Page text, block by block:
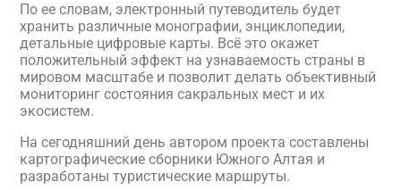
По ее словам, электронный путеводитель будет
хранить различные монографии, энциклопедии,
детальные цифровые карты. Всё это окажет
положительный эффект на узнаваемость страны в
мировом масштабе и позволит делать объективный
мониторинг состояния сакральных мест и их
экосистем.
На сегодняшний день автором проекта составлены
картографические сборники Южного Алтая и
разработаны туристические маршруты.